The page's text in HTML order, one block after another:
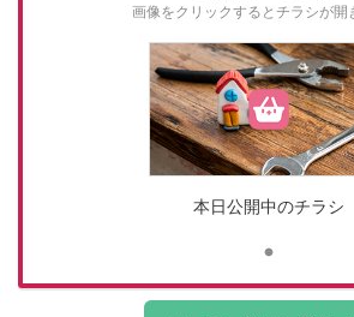
画像をクリックするとチラシが開
本日公開中のチラシ